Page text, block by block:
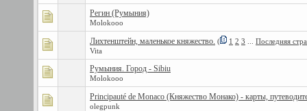
Регин (Румыния)
Molokooo
Лихтенштейн, маленькое княжество. ( 1 2 3
Последняя
Vita
Румыния. Город - Sibiu
Molokooo
Principauté de Monaco (Княжество Монако) - карты,
olegpunk